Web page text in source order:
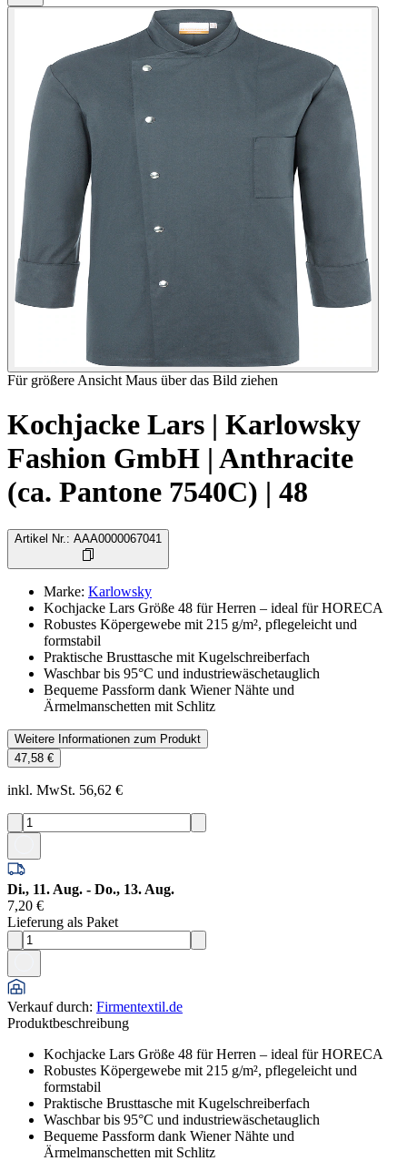
Für größere Ansicht Maus über das Bild ziehen
Kochjacke Lars | Karlowsky
Fashion GmbH | Anthracite
(ca. Pantone 7540C) | 48
Artikel Nr. : AAA0000067041
Marke: Karlowsky
Kochjacke Lars Größe 48 für Herren – ideal für HORECA
Robustes Köpergewebe mit 215 g/m², pflegeleicht und
formstabil
Praktische Brusttasche mit Kugelschreiberfach
Waschbar bis 95°C und industriewäschetauglich
Bequeme Passform dank Wiener Nähte und
Ärmelmanschetten mit Schlitz
Weitere Informationen zum Produkt
47,58 €
inkl. MwSt. 56,62 €
Di., 11. Aug. - Do., 13. Aug.
7,20 €
Lieferung als Paket
Verkauf durch: Firmentextil.de
Produktbeschreibung
Kochjacke Lars Größe 48 für Herren – ideal für HORECA
Robustes Köpergewebe mit 215 g/m², pflegeleicht und
formstabil
Praktische Brusttasche mit Kugelschreiberfach
Waschbar bis 95°C und industriewäschetauglich
Bequeme Passform dank Wiener Nähte und
Ärmelmanschetten mit Schlitz